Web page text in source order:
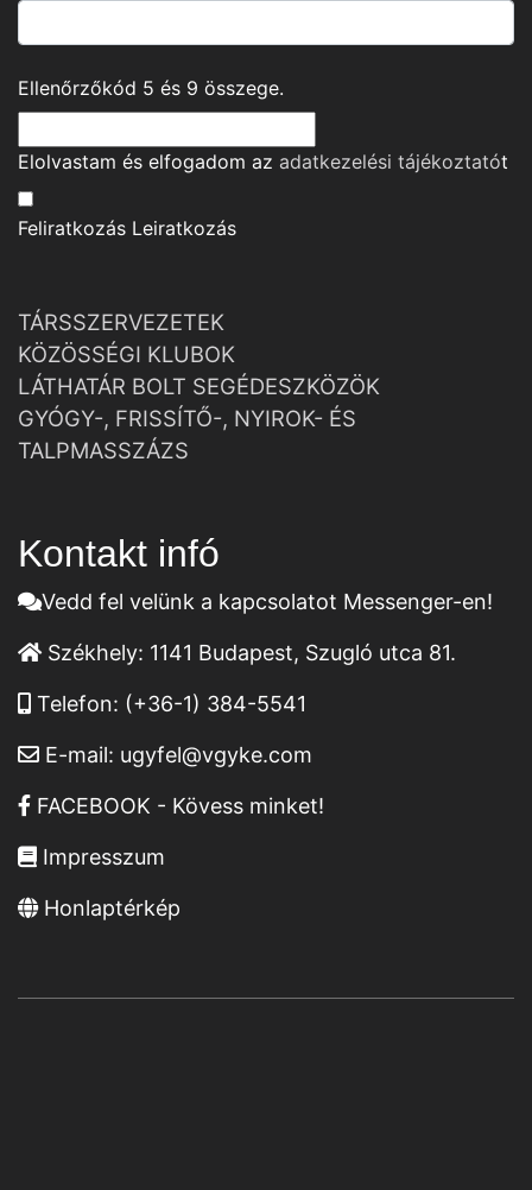
Ellenőrzőkód 5 és 9 összege.
Elolvastam és elfogadom az adatkezelési tájékoztatót
Feliratkozás Leiratkozás
TÁRSSZERVEZETEK
KÖZÖSSÉGI KLUBOK
LÁTHATÁR BOLT SEGÉDESZKÖZÖK
GYÓGY-, FRISSÍTŐ-, NYIROK- ÉS
TALPMASSZÁZS
Kontakt infó
Vedd fel velünk a kapcsolatot Messenger-en!
Székhely: 1141 Budapest, Szugló utca 81.
Telefon: (+36-1) 384-5541
E-mail: ugyfel@vgyke.com
FACEBOOK - Kövess minket!
Impresszum
Honlaptérkép